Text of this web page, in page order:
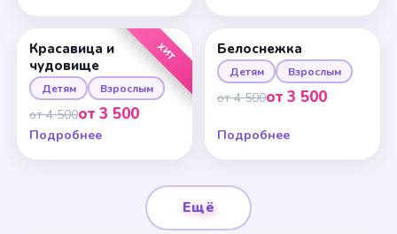
ХИТ
Красавица и
чудовище
Детям Взрослым
от 4 500от 3 500
Подробнее
Белоснежка
Детям Взрослым
от 4 500от 3 500
Подробнее
Ещё